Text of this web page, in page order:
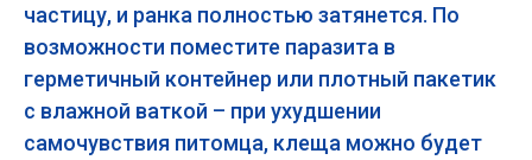
частицу, и ранка полностью затянется. По
возможности поместите паразита в
герметичный контейнер или плотный пакетик
с влажной ваткой – при ухудшении
самочувствия питомца, клеща можно будет